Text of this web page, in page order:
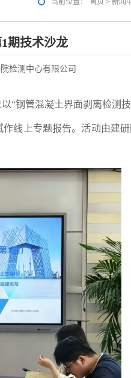
相关链接
当前位置： 首页 > 新闻
期技术沙龙
检测中心有限公司
“钢管混凝土界面剥离检测
线上专题报告。活动由建